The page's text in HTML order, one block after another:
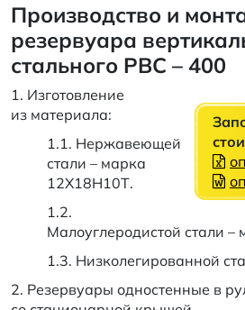
Производство и
резервуара
стального РВС – 400
1. Изготовление
из материала:
1.1. Нержавеющей
стали – марка
12Х18Н10Т.
1.2.
Малоуглеродистой стали –
1.3. Низколегированной
2. Резервуары одностенные в